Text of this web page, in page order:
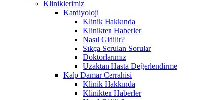
Kliniklerimiz
Kardiyoloji
Klinik Hakkında
Klinikten Haberler
Nasıl Gidilir?
Sıkça Sorulan Sorular
Doktorlarımız
Uzaktan Hasta Değerlendirme
Kalp Damar Cerrahisi
Klinik Hakkında
Klinikten Haberler